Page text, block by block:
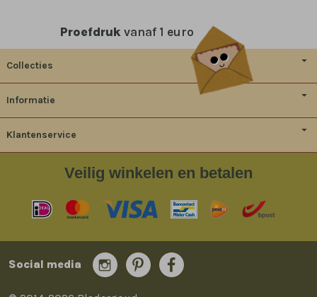
Proefdruk vanaf 1 euro
Collecties
Informatie
Klantenservice
Veilig winkelen en betalen
Social media